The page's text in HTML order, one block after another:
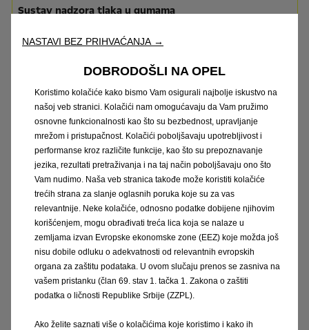
Sustav nadzora tlaka u gumama
16-inčni aluminijski naplatci, Phantom
bez doplate
NASTAVI BEZ PRIHVAĆANJA →
DOBRODOŠLI NA OPEL
Koristimo kolačiće kako bismo Vam osigurali najbolje iskustvo na
našoj veb stranici. Kolačići nam omogućavaju da Vam pružimo
osnovne funkcionalnosti kao što su bezbednost, upravljanje
mrežom i pristupačnost. Kolačići poboljšavaju upotrebljivost i
performanse kroz različite funkcije, kao što su prepoznavanje
jezika, rezultati pretraživanja i na taj način poboljšavaju ono što
Vam nudimo. Naša veb stranica takođe može koristiti kolačiće
trećih strana za slanje oglasnih poruka koje su za vas
relevantnije. Neke kolačiće, odnosno podatke dobijene njihovim
korišćenjem, mogu obrađivati treća lica koja se nalaze u
zemljama izvan Evropske ekonomske zone (EEZ) koje možda još
nisu dobile odluku o adekvatnosti od relevantnih evropskih
organa za zaštitu podataka. U ovom slučaju prenos se zasniva na
vašem pristanku (član 69. stav 1. tačka 1. Zakona o zaštiti
podatka o ličnosti Republike Srbije (ZZPL).
Ako želite saznati više o kolačićima koje koristimo i kako ih